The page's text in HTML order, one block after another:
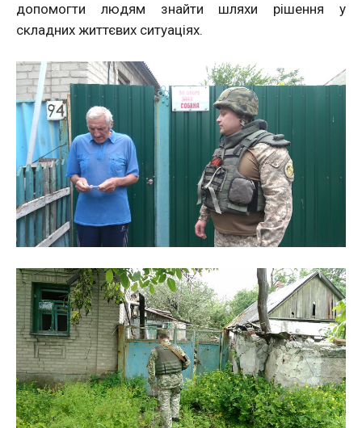
допомогти людям знайти шляхи рішення у
складних життєвих ситуаціях.